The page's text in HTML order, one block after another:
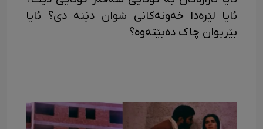
ئایا لێرەدا خەونەکانی شوان دێنە دی؟ ئایا
بێریوان چاک دەبێتەوە؟